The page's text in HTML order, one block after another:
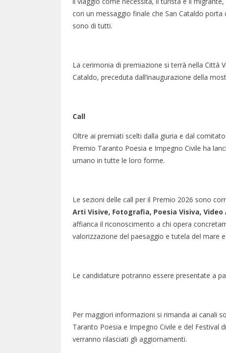
con un messaggio finale che San Cataldo
sono di tutti.
La cerimonia di premiazione si terrà nella Città
Cataldo, preceduta dall’inaugurazione della
Call
Oltre ai premiati scelti dalla giuria e dal
Premio Taranto Poesia e Impegno Civile ha
umano in tutte le loro forme.
Le sezioni delle call per il Premio 2026 sono
Arti Visive, Fotografia, Poesia Visiva,
affianca il riconoscimento a chi opera
valorizzazione del paesaggio e tutela del mare
Le candidature potranno essere presentate a
Per maggiori informazioni si rimanda ai canali
Taranto Poesia e Impegno Civile e del Festival
verranno rilasciati gli aggiornamenti.